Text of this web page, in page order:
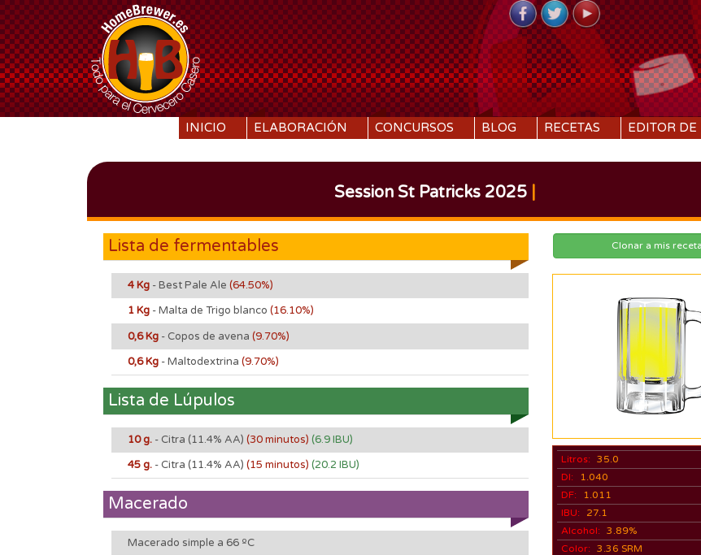
SKIP TO CONTENT
INICIO ELABORACIÓN CONCURSOS BLOG RECETAS EDITOR DE
Session St Patricks 2025|
Lista de fermentables
4 Kg - Best Pale Ale (64.50%)
1 Kg - Malta de Trigo blanco (16.10%)
0,6 Kg - Copos de avena (9.70%)
0,6 Kg - Maltodextrina (9.70%)
Lista de Lúpulos
10 g. - Citra (11.4% AA) (30 minutos) (6.9 IBU)
45 g. - Citra (11.4% AA) (15 minutos) (20.2 IBU)
Macerado
Macerado simple a 66 ºC
Clonar a mis
Litros: 35.0
DI:
1.040
DF:
1.011
IBU:
27.1
Alcohol: 3.89%
Color: 3.36 SRM